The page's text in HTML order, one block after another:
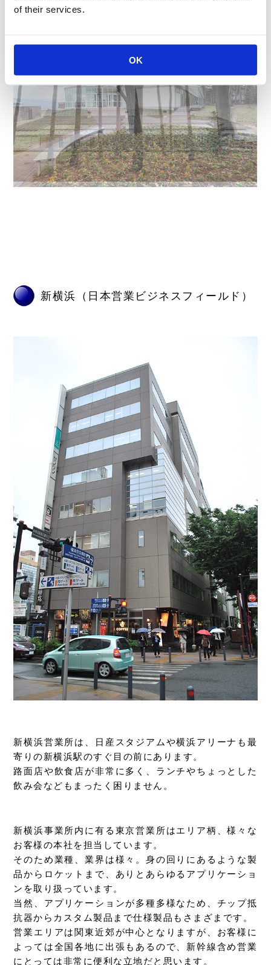
of their services.
OK
新横浜（日本営業ビジネスフィールド）
新横浜営業所は、日産スタジアムや横浜アリーナも最
寄りの新横浜駅のすぐ目の前にあります。
路面店や飲食店が非常に多く、ランチやちょっとした
飲み会などもまったく困りません。
新横浜事業所内に有る東京営業所はエリア柄、様々な
お客様の本社を担当しています。
そのため業種、業界は様々。身の回りにあるような製
品からロケットまで、ありとあらゆるアプリケーショ
ンを取り扱っています。
当然、アプリケーションが多種多様なため、チップ抵
抗器からカスタム製品まで仕様製品もさまざまです。
営業エリアは関東近郊が中心となりますが、お客様に
よっては全国各地に出張もあるので、新幹線含め営業
にとっては非常に便利な立地だと思います。